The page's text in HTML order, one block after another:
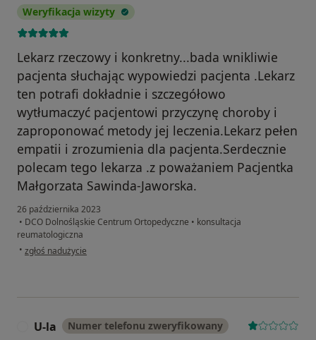
Weryfikacja wizyty
Lekarz rzeczowy i konkretny...bada wnikliwie
pacjenta słuchając wypowiedzi pacjenta .Lekarz
ten potrafi dokładnie i szczegółowo
wytłumaczyć pacjentowi przyczynę choroby i
zaproponować metody jej leczenia.Lekarz pełen
empatii i zrozumienia dla pacjenta.Serdecznie
polecam tego lekarza .z poważaniem Pacjentka
Małgorzata Sawinda-Jaworska.
26 października 2023
• DCO Dolnośląskie Centrum Ortopedyczne • konsultacja
reumatologiczna
• w opinii użytkownika Małgorzata Sawinda-Jaworska
zgłoś nadużycie
U-la Numer telefonu zweryfikowany